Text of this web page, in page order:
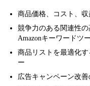
商品価格、コスト、
競争力のある関連性
Amazonキーワードツ
商品リストを最適化
ー
広告キャンペーン改